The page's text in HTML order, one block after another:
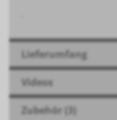
Lieferumfang
Videos
Zubehör (3)